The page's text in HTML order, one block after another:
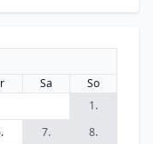
Sa
So
1.
7.
8.